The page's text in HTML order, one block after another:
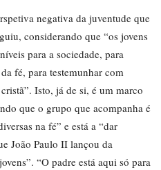
negativa da juventude que
considerando que “os jovens
para a sociedade, para
fé, para testemunhar com
Isto, já de si, é um marco
que o grupo que acompanha é
na fé” e está a “dar
João Paulo II lançou da
“O padre está aqui só para